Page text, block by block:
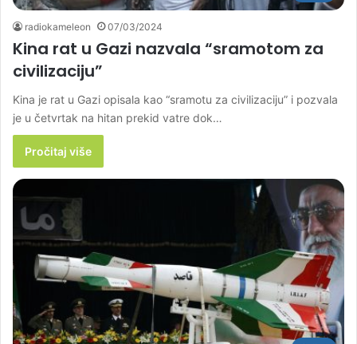
radiokameleon 07/03/2024
Kina rat u Gazi nazvala “sramotom za
civilizaciju”
Kina je rat u Gazi opisala kao “sramotu za civilizaciju” i pozvala
je u četvrtak na hitan prekid vatre dok…
Pročitaj više